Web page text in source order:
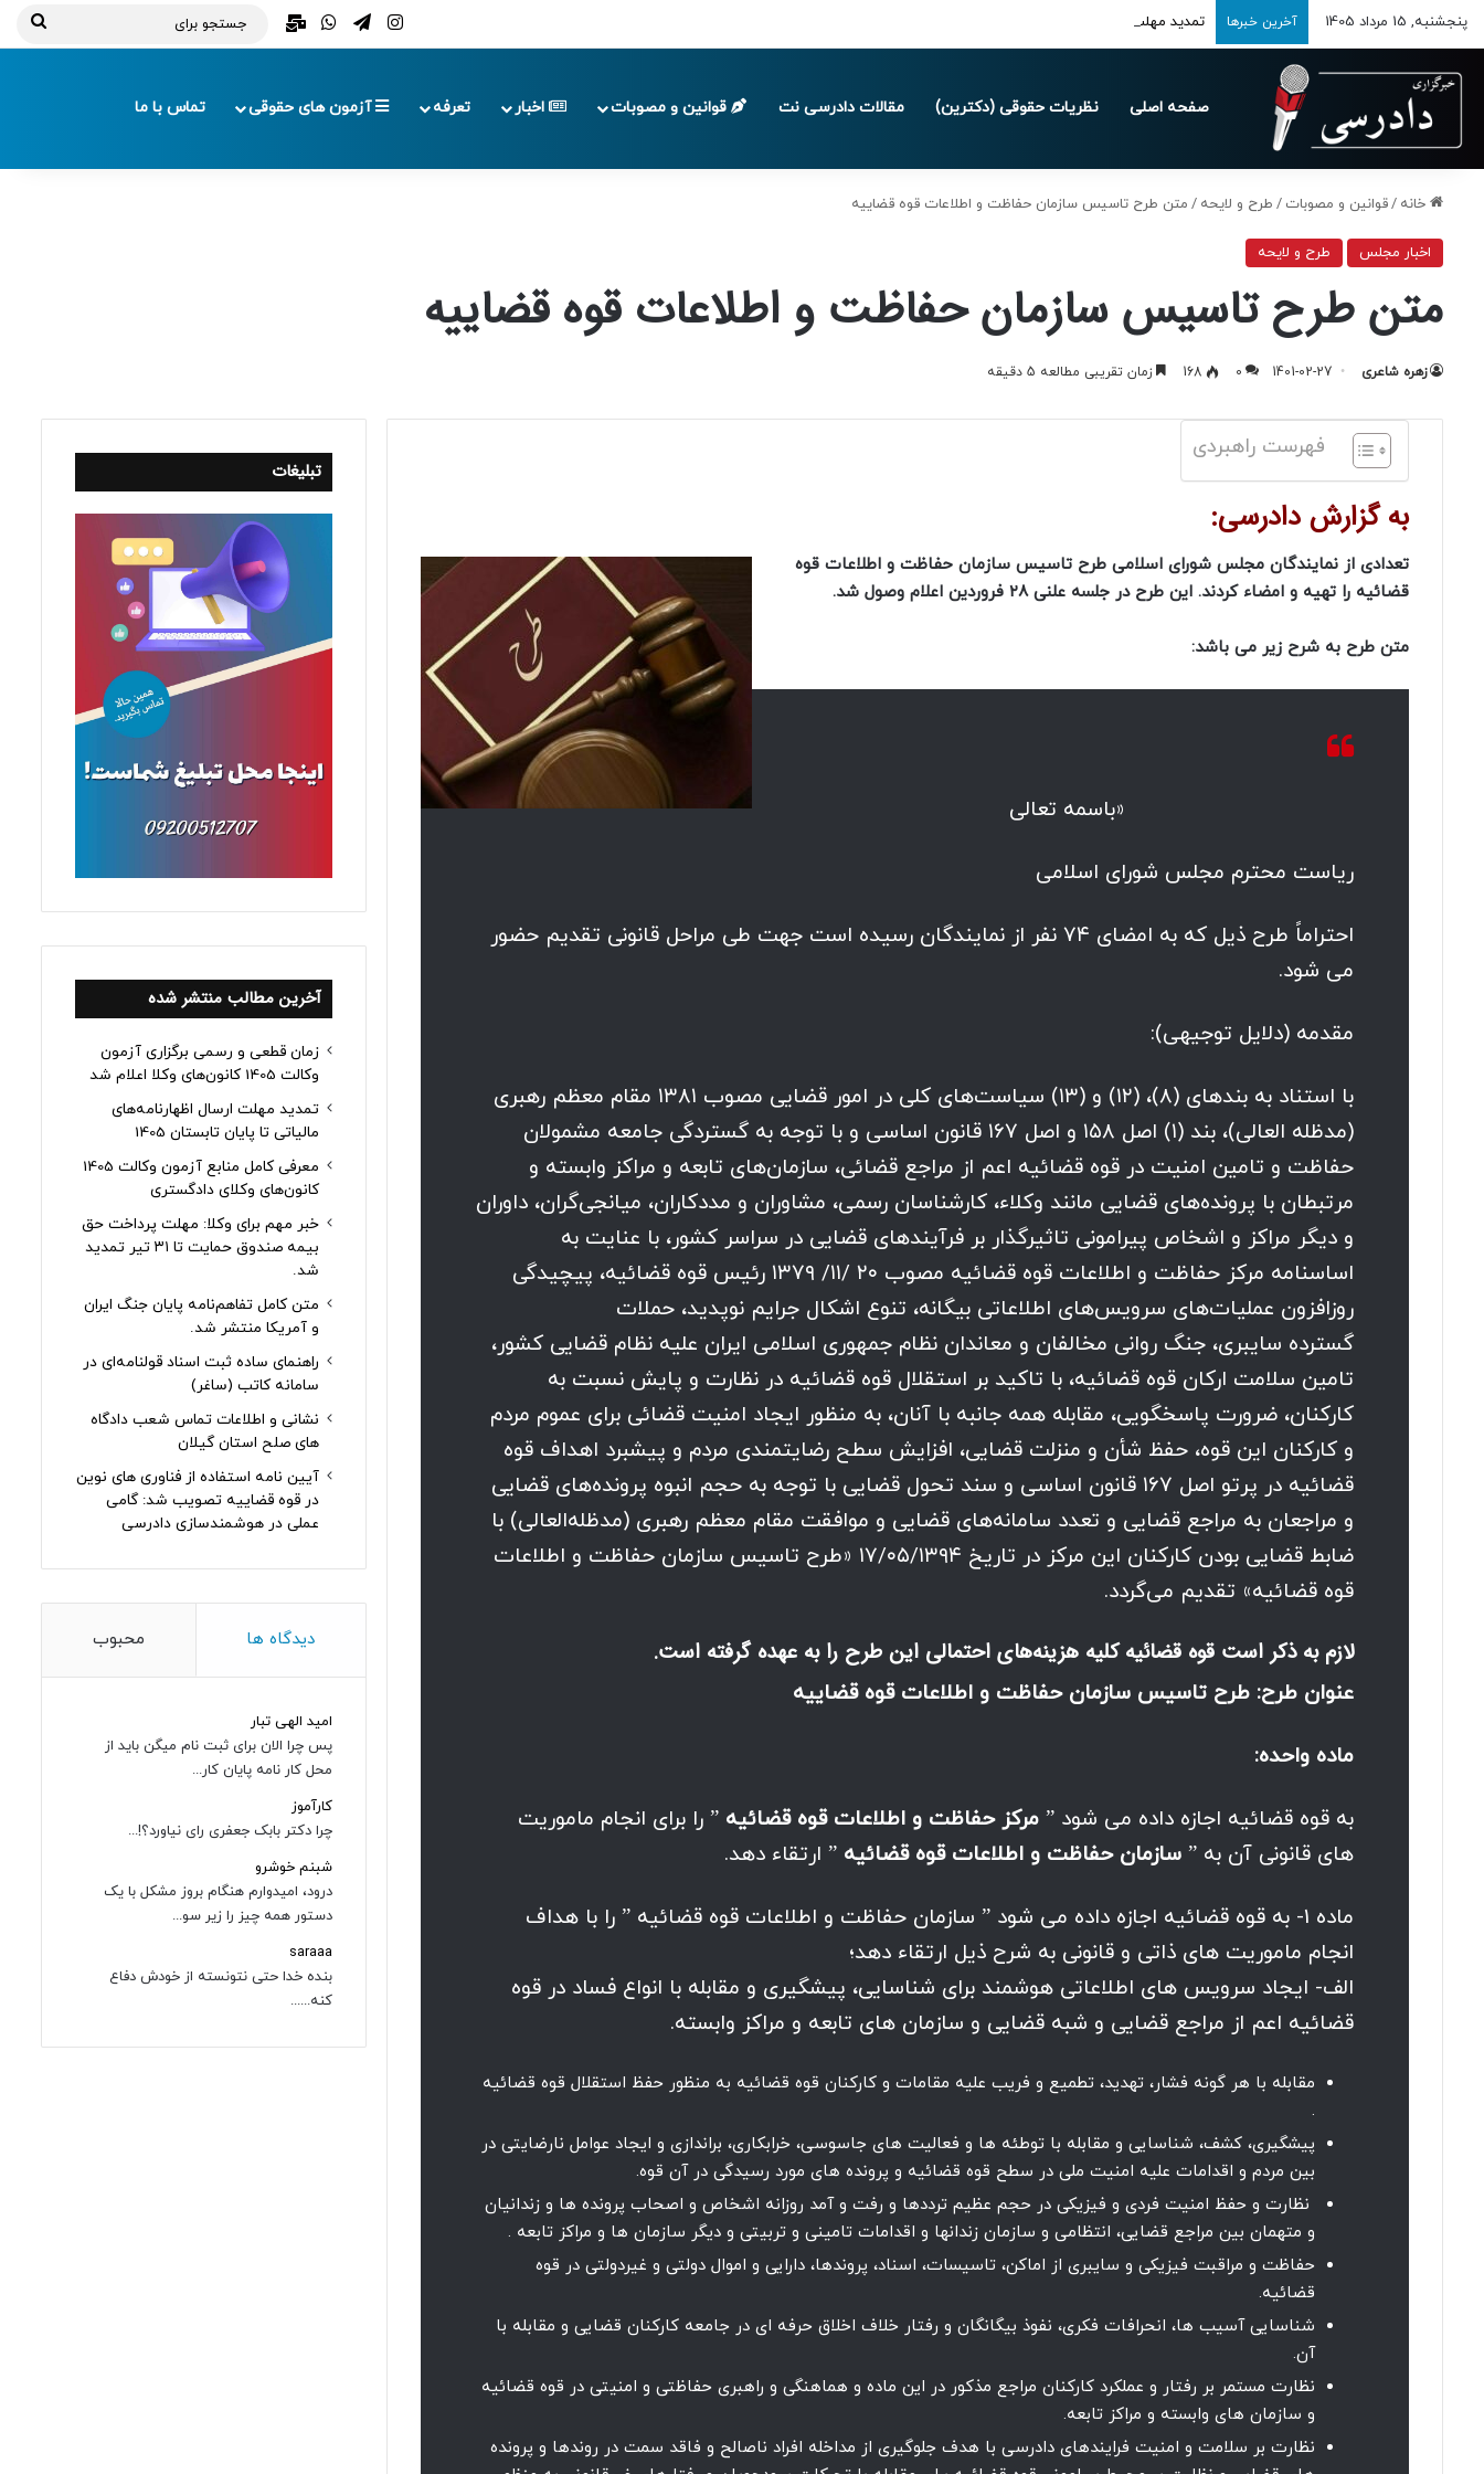
پنجشنبه, 15 مرداد 1405 آخرین خبرها تمدید مهلت ارسال اظهارنامه‌های مالیاتی تا پایان تابستان 1405 اینستاگرام
تلگرامواتس آپ
ایمیل
صفحه اصلی نظریات حقوقی (دکترین) مقالات دادرسی نت قوانین و مصوبات اخبار تعرفه آزمون های حقوقی تماس با ما
خانه /قوانین و مصوبات / طرح و لایحه / متن طرح تاسیس سازمان حفاظت و اطلاعات قوه قضاییه
اخبار مجلس طرح و لایحه
متن طرح تاسیس سازمان حفاظت و اطلاعات قوه قضاییه
زهره شاعری 1401-02-27
0
168 زمان تقریبی مطالعه 5 دقیقه
فهرست راهبردی
به گزارش دادرسی:
تعدادی از نمایندگان مجلس شورای اسلامی طرح تاسیس سازمان حفاظت و اطلاعات قوه
قضائیه را تهیه و امضاء کردند. این طرح در جلسه علنی ۲۸ فروردین اعلام وصول شد.
متن طرح به شرح زیر می باشد:
«باسمه تعالی
ریاست محترم مجلس شورای اسلامی
احتراماً طرح ذیل که به امضای ۷۴ نفر از نمایندگان رسیده است جهت طی مراحل قانونی تقدیم حضور
می شود.
مقدمه (دلایل توجیهی):
با استناد به بندهای (۸)، (۱۲) و (۱۳) سیاست‌های کلی در امور قضایی مصوب ۱۳۸۱ مقام معظم رهبری
(مدظله العالی)، بند (۱) اصل ۱۵۸ و اصل ۱۶۷ قانون اساسی و با توجه به گستردگی جامعه مشمولان
حفاظت و تامین امنیت در قوه قضائیه اعم از مراجع قضائی، سازمان‌های تابعه و مراکز وابسته و
مرتبطان با پرونده‌های قضایی مانند وکلاء، کارشناسان رسمی، مشاوران و مددکاران، میانجی‌گران، داوران
و دیگر مراکز و اشخاص پیرامونی تاثیرگذار بر فرآیندهای قضایی در سراسر کشور، با عنایت به
اساسنامه مرکز حفاظت و اطلاعات قوه قضائیه مصوب ۲۰ /۱۱/ ۱۳۷۹ رئیس قوه قضائیه، پیچیدگی
روزافزون عملیات‌های سرویس‌های اطلاعاتی بیگانه، تنوع اشکال جرایم نوپدید، حملات
گسترده سایبری، جنگ روانی مخالفان و معاندان نظام جمهوری اسلامی ایران علیه نظام قضایی کشور،
تامین سلامت ارکان قوه قضائیه، با تاکید بر استقلال قوه قضائیه در نظارت و پایش نسبت به
کارکنان، ضرورت پاسخگویی، مقابله همه جانبه با آنان، به منظور ایجاد امنیت قضائی برای عموم مردم
و کارکنان این قوه، حفظ شأن و منزلت قضایی، افزایش سطح رضایتمندی مردم و پیشبرد اهداف قوه
قضائیه در پرتو اصل ۱۶۷ قانون اساسی و سند تحول قضایی با توجه به حجم انبوه پرونده‌های قضایی
و مراجعان به مراجع قضایی و تعدد سامانه‌های قضایی و موافقت مقام معظم رهبری (مدظله‌العالی) با
ضابط قضایی بودن کارکنان این مرکز در تاریخ ۱۷/۰۵/۱۳۹۴ «طرح تاسیس سازمان حفاظت و اطلاعات
قوه قضائیه» تقدیم می‌گردد.
لازم به ذکر است قوه قضائیه کلیه هزینه‌های احتمالی این طرح را به عهده گرفته است.
عنوان طرح: طرح تاسیس سازمان حفاظت و اطلاعات قوه قضاییه
ماده واحده:
به قوه قضائیه اجازه داده می شود ” مرکز حفاظت و اطلاعات قوه قضائیه ” را برای انجام ماموریت
های قانونی آن به ” سازمان حفاظت و اطلاعات قوه قضائیه ” ارتقاء دهد.
ماده 1- به قوه قضائیه اجازه داده می شود ” سازمان حفاظت و اطلاعات قوه قضائیه ” را با هداف
انجام ماموریت های ذاتی و قانونی به شرح ذیل ارتقاء دهد؛
الف- ایجاد سرویس های اطلاعاتی هوشمند برای شناسایی، پیشگیری و مقابله با انواع فساد در قوه
قضائیه اعم از مراجع قضایی و شبه قضایی و سازمان های تابعه و مراکز وابسته.
مقابله با هر گونه فشار، تهدید، تطمیع و فریب علیه مقامات و کارکنان قوه قضائیه به منظور حفظ استقلال قوه قضائیه
.
پیشگیری، کشف، شناسایی و مقابله با توطئه ها و فعالیت های جاسوسی، خرابکاری، براندازی و ایجاد عوامل نارضایتی در
بین مردم و اقدامات علیه امنیت ملی در سطح قوه قضائیه و پرونده های مورد رسیدگی در آن قوه.
نظارت و حفظ امنیت فردی و فیزیکی در حجم عظیم ترددها و رفت و آمد روزانه اشخاص و اصحاب پرونده ها و زندانیان
و متهمان بین مراجع قضایی، انتظامی و سازمان زندانها و اقدامات تامینی و تربیتی و دیگر سازمان ها و مراکز تابعه .
حفاظت و مراقبت فیزیکی و سایبری از اماکن، تاسیسات، اسناد، پروندها، دارایی و اموال دولتی و غیردولتی در قوه
قضائیه.
شناسایی آسیب ها، انحرافات فکری، نفوذ بیگانگان و رفتار خلاف اخلاق حرفه ای در جامعه کارکنان قضایی و مقابله با
آن.
نظارت مستمر بر رفتار و عملکرد کارکنان مراجع مذکور در این ماده و هماهنگی و راهبری حفاظتی و امنیتی در قوه قضائیه
و سازمان های وابسته و مراکز تابعه.
نظارت بر سلامت و امنیت فرایندهای دادرسی با هدف جلوگیری از مداخله افراد ناصالح و فاقد سمت در روندها و پرونده
تبلیغات
آخرین مطالب منتشر شده
زمان قطعی و رسمی برگزاری آزمون
وکالت 1405 کانون‌های وکلا اعلام شد
تمدید مهلت ارسال اظهارنامه‌های
مالیاتی تا پایان تابستان 1405
معرفی کامل منابع آزمون وکالت 1405
کانون‌های وکلای دادگستری
خبر مهم برای وکلا: مهلت پرداخت حق
بیمه صندوق حمایت تا ۳۱ تیر تمدید
شد.
متن کامل تفاهم‌نامه پایان جنگ ایران
و آمریکا منتشر شد.
راهنمای ساده ثبت اسناد قولنامه‌ای در
سامانه کاتب (ساغر)
نشانی و اطلاعات تماس شعب دادگاه
های صلح استان گیلان
آیین نامه استفاده از فناوری های نوین
در قوه قضاییه تصویب شد: گامی
عملی در هوشمندسازی دادرسی
دیدگاه ها محبوب
امید الهی تبار
پس چرا الان برای ثبت نام میگن باید از
محل کار نامه پایان کار...
کارآموز
چرا دکتر بابک جعفری رای نیاورد؟!...
شبنم خوشرو
درود، امیدوارم هنگام بروز مشکل با یک
دستور همه چیز را زیر سو...
saraaa
بنده خدا حتی نتونسته از خودش دفاع
کنه......